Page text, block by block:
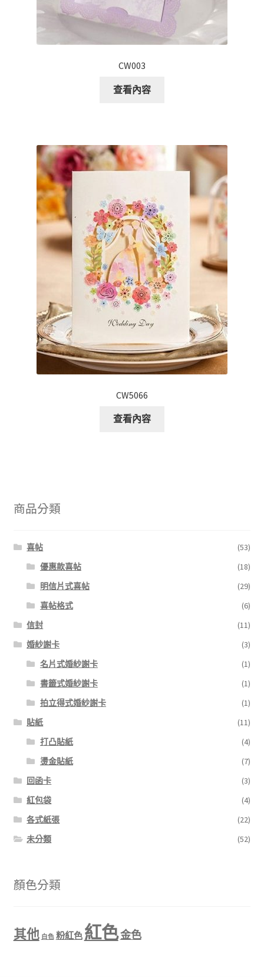
CW003
查看內容
CW5066
查看內容
商品分類
喜帖
(53)
優惠款喜帖
(18)
明信片式喜帖
(29)
喜帖格式
(6)
信封
(11)
婚紗謝卡
(3)
名片式婚紗謝卡
(1)
書籤式婚紗謝卡
(1)
拍立得式婚紗謝卡
(1)
貼紙
(11)
打凸貼紙
(4)
燙金貼紙
(7)
回函卡
(3)
紅包袋
(4)
各式紙張
(22)
未分類
(52)
顏色分類
其他 白色 粉紅色 紅色金色